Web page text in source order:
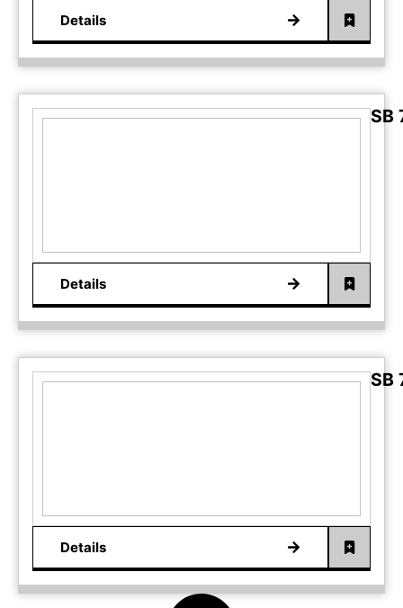
Details
SB
Details
SB
Details